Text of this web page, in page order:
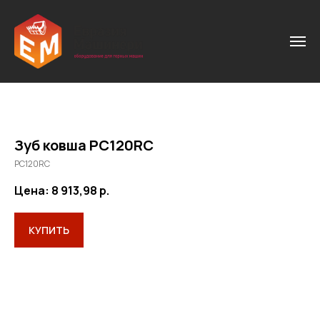
Зуб ковша PC120RC
PC120RC
Цена: 8 913,98 р.
КУПИТЬ